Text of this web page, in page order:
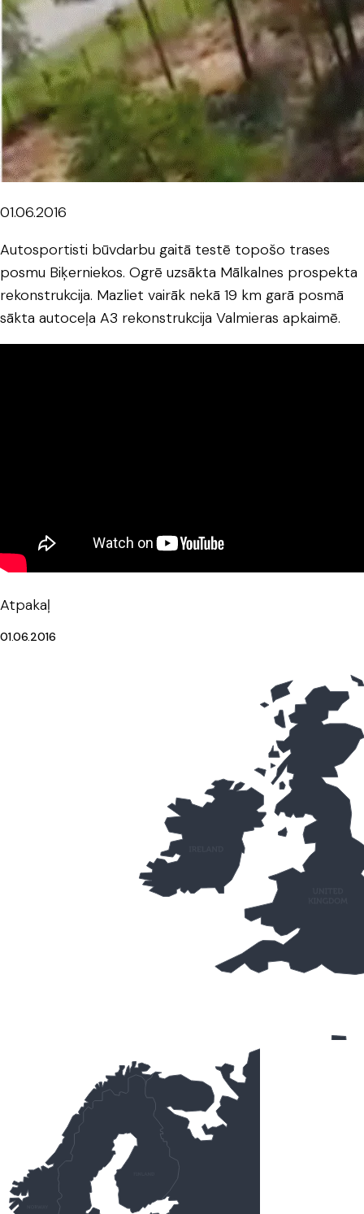
01.06.2016
Autosportisti būvdarbu gaitā testē topošo trases
posmu Biķerniekos. Ogrē uzsākta Mālkalnes prospekta
rekonstrukcija. Mazliet vairāk nekā 19 km garā posmā
sākta autoceļa A3 rekonstrukcija Valmieras apkaimē.
Atpakaļ
01.06.2016